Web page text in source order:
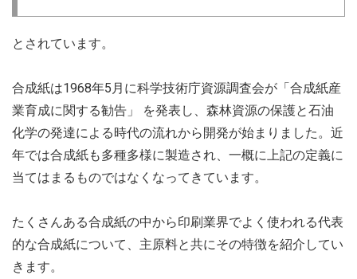
とされています。
合成紙は1968年5月に科学技術庁資源調査会が「合成紙産
業育成に関する勧告」 を発表し、森林資源の保護と石油
化学の発達による時代の流れから開発が始まりました。近
年では合成紙も多種多様に製造され、一概に上記の定義に
当てはまるものではなくなってきています。
たくさんある合成紙の中から印刷業界でよく使われる代表
的な合成紙について、主原料と共にその特徴を紹介してい
きます。